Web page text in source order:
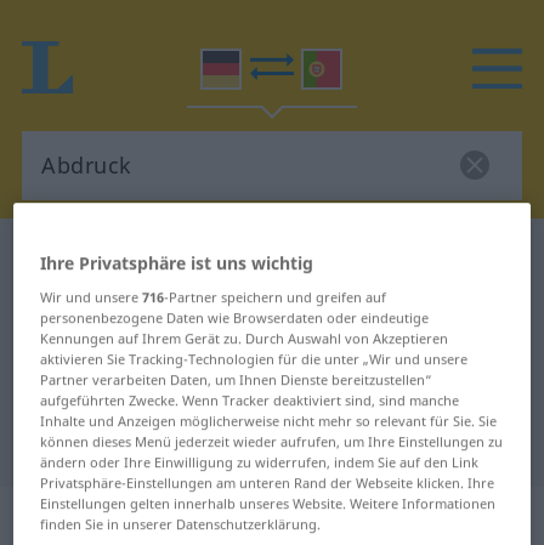
Deutsch-Portugiesisch Wörterbuch
Deutsch-Portugiesisch
Übersetzung für "Abdruck"
"Abdruck" Portugiesisch
Übersetzung
„Abdruck“: Maskulinum
Ihre Privatsphäre ist uns wichtig
Wir und unsere716-Partner speichern und greifen auf
personenbezogene Daten wie Browserdaten oder eindeutige
Kennungen auf Ihrem Gerät zu. Durch Auswahl von Akzeptieren
aktivieren Sie Tracking-Technologien für die unter „Wir und unsere
Partner verarbeiten Daten, um Ihnen Dienste bereitzustellen“
aufgeführten Zwecke. Wenn Tracker deaktiviert sind, sind manche
Inhalte und Anzeigen möglicherweise nicht mehr so relevant für Sie. Sie
können dieses Menü jederzeit wieder aufrufen, um Ihre Einstellungen zu
ändern oder Ihre Einwilligung zu widerrufen, indem Sie auf den Link
Privatsphäre-Einstellungen am unteren Rand der Webseite klicken. Ihre
Einstellungen gelten innerhalb unseres Website. Weitere Informationen
finden Sie in unserer Datenschutzerklärung.